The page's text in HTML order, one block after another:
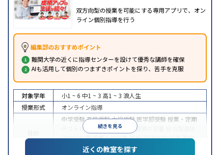
双方向型の授業を可能にする専用アプリで、オン
ライン個別指導を行う
編集部のおすすめポイント
難関大学の近くに指導センターを設けて優秀な講師を確保
AIも活用して個別のつまずきポイントを探り、苦手を克服
続きを見る
対象学年 小1 ~ 6 中1 ~ 3 高1 ~ 3 浪人生
授業形式
オンライン指導
中学受験高校受験大学受験 医学部受験 授業・定期
テスト対策
内申点対策 学習習慣の定着
(旧AO)対策推薦入試対策英検(英語検定)対策漢検
(漢字検定)対策近くの教室を探す